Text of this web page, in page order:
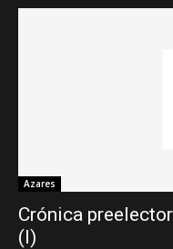
Azares
Crónica
(I)